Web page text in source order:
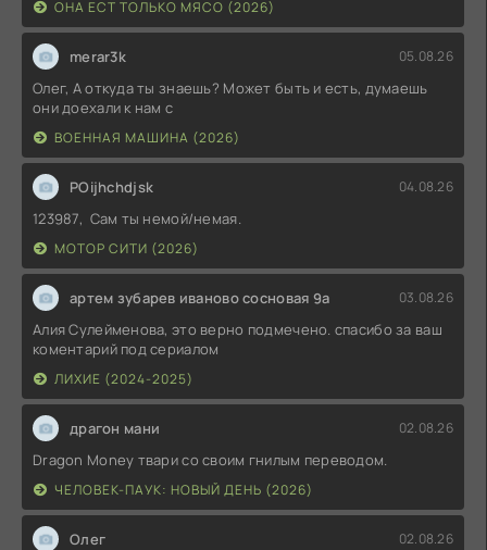
ОНА ЕСТ ТОЛЬКО МЯСО (2026)
merar3k 05.08.26
Олег, А откуда ты знаешь? Может быть и есть, думаешь
они доехали к нам с
ВОЕННАЯ МАШИНА (2026)
POijhchdjsk 04.08.26
123987, Сам ты немой/немая.
МОТОР СИТИ (2026)
артем зубарев иваново сосновая 9а 03.08.26
Алия Сулейменова, это верно подмечено. спасибо за ваш
коментарий под сериалом
ЛИХИЕ (2024-2025)
драгон мани 02.08.26
Dragon Money твари со своим гнилым переводом.
ЧЕЛОВЕК-ПАУК: НОВЫЙ ДЕНЬ (2026)
Олег 02.08.26